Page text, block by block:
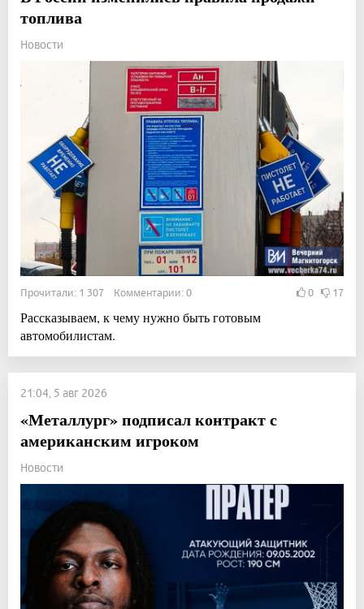
топлива
Новости
Прочитали: 1 307 Комментарии: 0 0 17
Рассказываем, к чему нужно быть готовым
автомобилистам.
21:04, 5 авг 2026
«Металлург» подписал контракт с
американским игроком
Новости